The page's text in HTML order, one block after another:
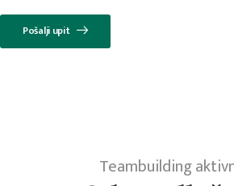
Pošalji upit
Teambuilding